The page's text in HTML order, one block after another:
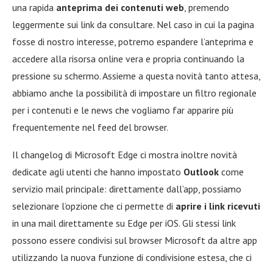
una rapida anteprima dei contenuti web , premendo
leggermente sui link da consultare. Nel caso in cui la pagina
fosse di nostro interesse, potremo espandere l’anteprima e
accedere alla risorsa online vera e propria continuando la
pressione su schermo. Assieme a questa novità tanto attesa,
abbiamo anche la possibilità di impostare un filtro regionale
per i contenuti e le news che vogliamo far apparire più
frequentemente nel feed del browser.
Il changelog di Microsoft Edge ci mostra inoltre novità
dedicate agli utenti che hanno impostato Outlook come
servizio mail principale: direttamente dall’app, possiamo
selezionare l’opzione che ci permette di aprire i link ricevuti
in una mail direttamente su Edge per iOS. Gli stessi link
possono essere condivisi sul browser Microsoft da altre app
utilizzando la nuova funzione di condivisione estesa, che ci